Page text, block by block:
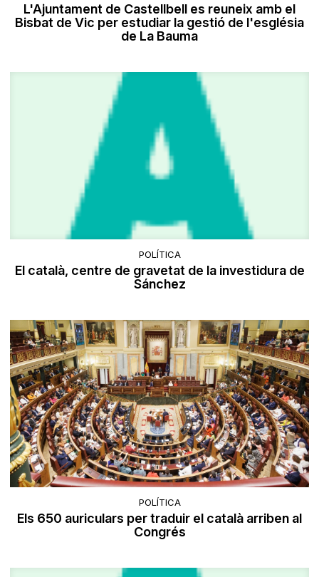
L'Ajuntament de Castellbell es reuneix amb el
Bisbat de Vic per estudiar la gestió de l'església
de La Bauma
POLÍTICA
El català, centre de gravetat de la investidura de
Sánchez
POLÍTICA
Els 650 auriculars per traduir el català arriben al
Congrés